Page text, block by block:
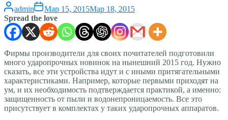
admin Мар 15, 2015Мар 18, 2015
Spread the love
Фирмы производители для своих почитателей подготовили
много ударопрочных новинок на нынешний 2015 год. Нужно
сказать, все эти устройства идут и с иными притягательными
характеристиками. Например, которые первыми приходят на
ум, и их необходимость подтверждается практикой, а именно:
защищенность от пыли и водонепроницаемость. Все это
присутствует в комплектах у таких ударопрочных аппаратов.